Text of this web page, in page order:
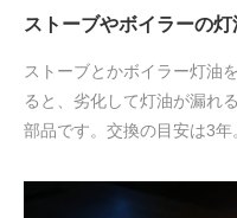
ストーブやボイラーの
ストーブとかボイラー灯油
ると、劣化して灯油が漏れ
部品です。交換の目安は3年